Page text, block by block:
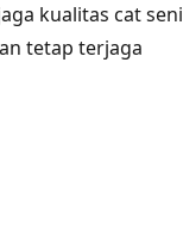
kualitas cat seni
tetap terjaga